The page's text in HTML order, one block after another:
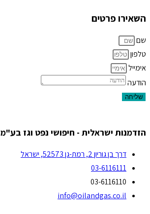
השאירו פרטים
שם
טלפון
אימייל
הודעה
שליחה
הזדמנות ישראלית - חיפושי נפט וגז בע"מ
דרך בן גוריון 2, רמת-גן 52573, ישראל
03-6116111
03-6116110
info@oilandgas.co.il